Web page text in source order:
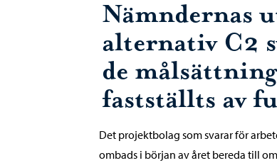
Nämndernas
alternativ C2
de
fastställts av
Det projektbolag som svarar för
ombads i början av året bereda till